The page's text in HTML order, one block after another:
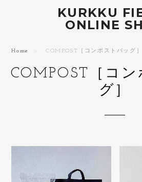
KURKKU
ONLINE
Home COMPOST［コンポストバッグ］
COMPOST［コン
グ］